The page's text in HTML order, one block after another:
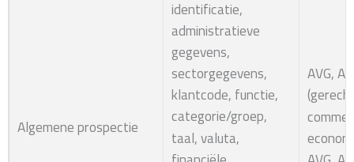
Algemene prospectie
identificatie,
administratieve
gegevens,
sectorgegevens,
klantcode, functie,
categorie/groep,
taal, valuta,
AVG,